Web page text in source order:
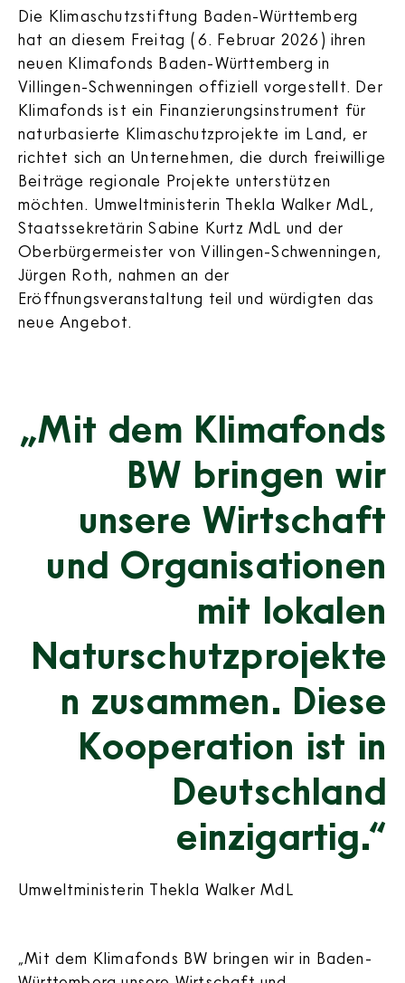
Die Klimaschutzstiftung Baden-Württemberg
hat an diesem Freitag (6. Februar 2026) ihren
neuen Klimafonds Baden-Württemberg in
Villingen-Schwenningen offiziell vorgestellt. Der
Klimafonds ist ein Finanzierungsinstrument für
naturbasierte Klimaschutzprojekte im Land, er
richtet sich an Unternehmen, die durch freiwillige
Beiträge regionale Projekte unterstützen
möchten. Umweltministerin Thekla Walker MdL,
Staatssekretärin Sabine Kurtz MdL und der
Oberbürgermeister von Villingen-Schwenningen,
Jürgen Roth, nahmen an der
Eröffnungsveranstaltung teil und würdigten das
neue Angebot.
„Mit dem Klimafonds
BW bringen wir
unsere Wirtschaft
und Organisationen
mit lokalen
Naturschutzprojekte
n zusammen. Diese
Kooperation ist in
Deutschland
einzigartig.“
Umweltministerin Thekla Walker MdL
„Mit dem Klimafonds BW bringen wir in Baden-